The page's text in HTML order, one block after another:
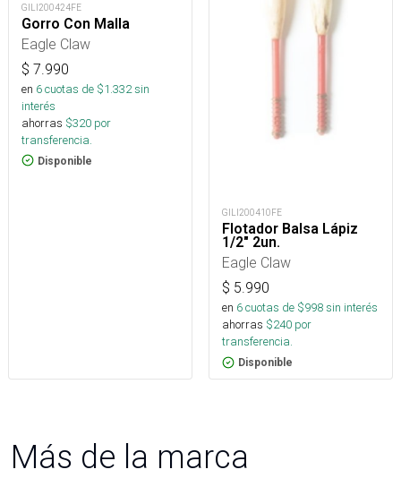
GILI200424FE
Gorro Con Malla
Eagle Claw
$ 7.990
en 6cuotas de $1.332sin
interés
ahorras $320 por
transferencia.
Disponible
GILI200410FE
Flotador Balsa Lápiz
1/2" 2un.
Eagle Claw
$ 5.990
en 6cuotas de $998sin interés
ahorras $240 por
transferencia.
Disponible
Más de la marca